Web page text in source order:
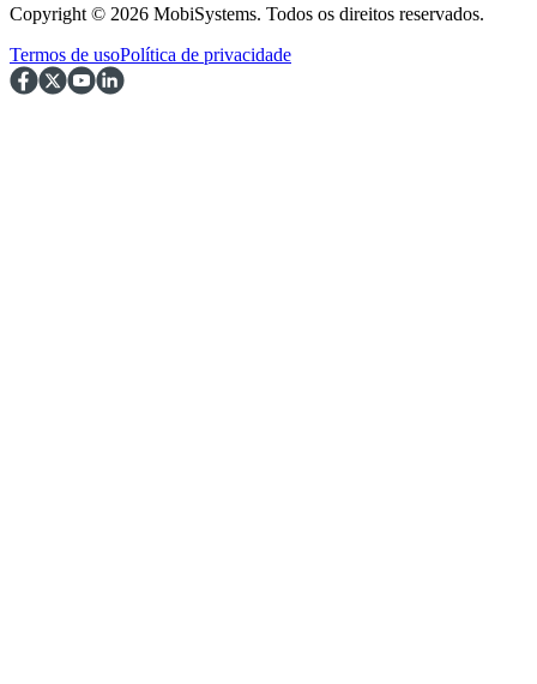
Copyright © 2026 MobiSystems. Todos os direitos reservados.
Termos de usoPolítica de privacidade